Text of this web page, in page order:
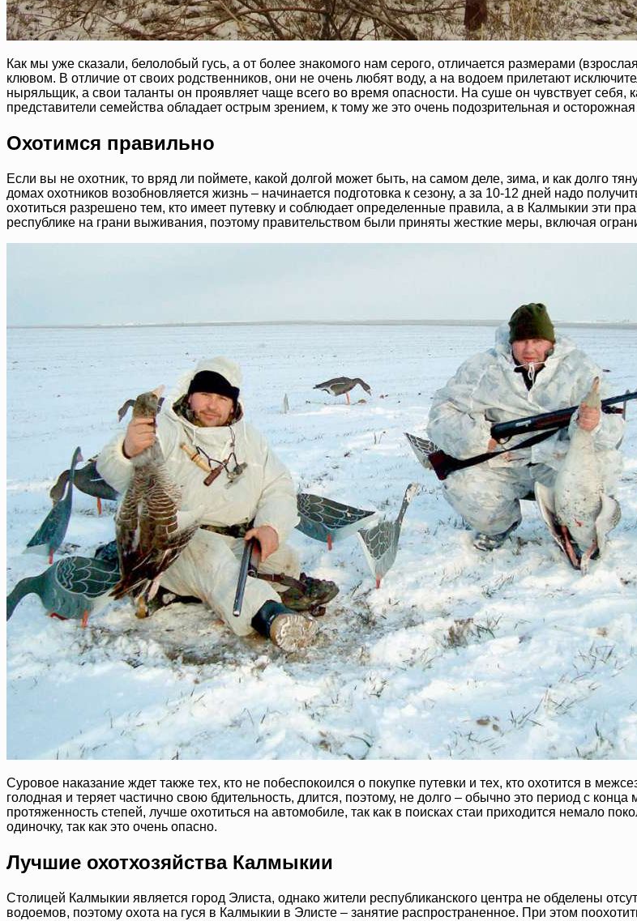
Как мы уже сказали, белолобый гусь, а от более знакомого нам серого, отличается размерами
клювом. В отличие от своих родственников, они не очень любят воду, а на водоем прилетают
ныряльщик, а свои таланты он проявляет чаще всего во время опасности. На суше он чувствует себя,
представители семейства обладает острым зрением, к тому же это очень подозрительная и
Охотимся правильно
Если вы не охотник, то вряд ли поймете, какой долгой может быть, на самом деле, зима, и как долго
домах охотников возобновляется жизнь – начинается подготовка к сезону, а за 10-12 дней надо
охотиться разрешено тем, кто имеет путевку и соблюдает определенные правила, а в Калмыкии эти
республике на грани выживания, поэтому правительством были приняты жесткие меры, включая
Суровое наказание ждет также тех, кто не побеспокоился о покупке путевки и тех, кто охотится в
голодная и теряет частично свою бдительность, длится, поэтому, не долго – обычно это период с
протяженность степей, лучше охотиться на автомобиле, так как в поисках стаи приходится немало
одиночку, так как это очень опасно.
Лучшие охотхозяйства Калмыкии
Столицей Калмыкии является город Элиста, однако жители республиканского центра не обделены
водоемов, поэтому охота на гуся в Калмыкии в Элисте – занятие распространенное. При этом